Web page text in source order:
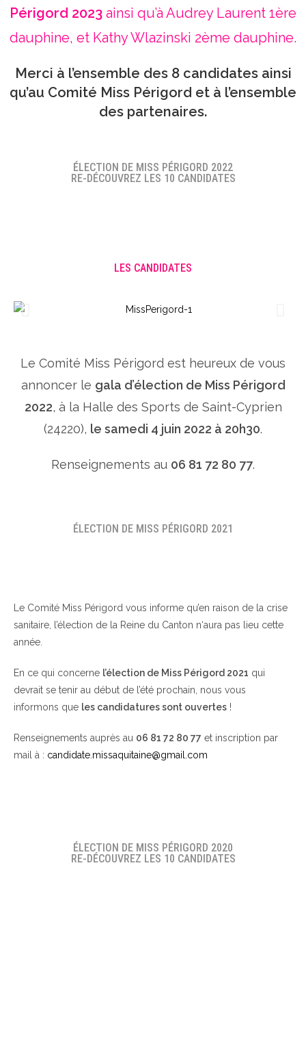
Périgord 2023 ainsi qu’à Audrey Laurent 1ère
dauphine, et Kathy Wlazinski 2ème dauphine.
Merci à l’ensemble des 8 candidates ainsi
qu’au Comité Miss Périgord et à l’ensemble
des partenaires.
ÉLECTION DE MISS PÉRIGORD 2022
RE-DÉCOUVREZ LES 10 CANDIDATES
LES CANDIDATES
Le Comité Miss Périgord est heureux de vous
annoncer le gala d’élection de Miss Périgord
2022, à la Halle des Sports de Saint-Cyprien
(24220), le samedi 4 juin 2022 à 20h30.
Renseignements au 06 81 72 80 77.
ÉLECTION DE MISS PÉRIGORD 2021
Le Comité Miss Périgord vous informe qu’en raison de la crise
sanitaire, l’élection de la Reine du Canton n‘aura pas lieu cette
année.
En ce qui concerne l’élection de Miss Périgord 2021 qui
devrait se tenir au début de l’été prochain, nous vous
informons que les candidatures sont ouvertes !
Renseignements auprès au 06 81 72 80 77 et inscription par
mail à : candidate.missaquitaine@gmail.com
ÉLECTION DE MISS PÉRIGORD 2020
RE-DÉCOUVREZ LES 10 CANDIDATES